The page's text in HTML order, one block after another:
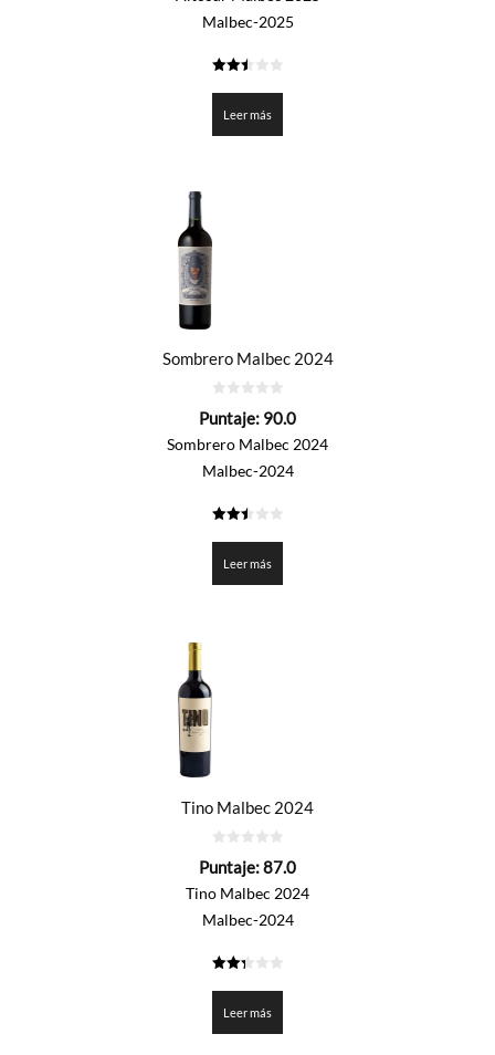
Malbec-2025
de 5
Leer más
Sombrero Malbec 2024
de
Puntaje: 90.0
Sombrero Malbec 2024
Malbec-2024
de 5
Leer más
Tino Malbec 2024
de
Puntaje:87.0
Tino Malbec 2024
Malbec-2024
de 5
Leer más